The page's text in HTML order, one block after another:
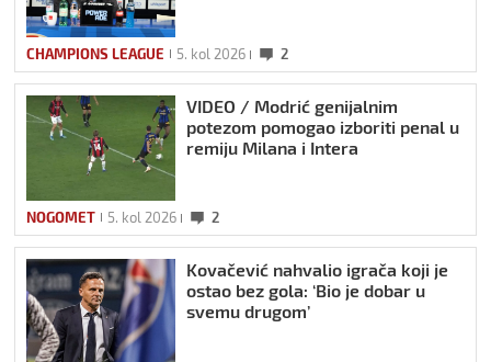
CHAMPIONS LEAGUE 5. kol 2026 2
VIDEO / Modrić genijalnim
potezom pomogao izboriti penal u
remiju Milana i Intera
NOGOMET 5. kol 2026 2
Kovačević nahvalio igrača koji je
ostao bez gola: ‘Bio je dobar u
svemu drugom’